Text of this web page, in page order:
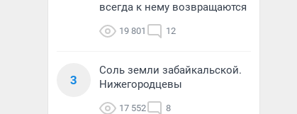
всегда к нему возвращаются
19 801 12
3
Соль земли забайкальской.
Нижегородцевы
17 552 8